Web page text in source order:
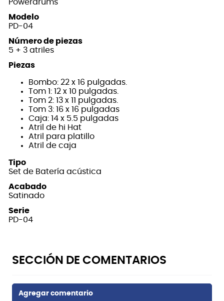
Powerdrums
Modelo
PD-04
Número de piezas
5 + 3 atriles
Piezas
Bombo: 22 x 16 pulgadas.
Tom 1: 12 x 10 pulgadas.
Tom 2: 13 x 11 pulgadas.
Tom 3: 16 x 16 pulgadas
Caja: 14 x 5.5 pulgadas
Atril de hi Hat
Atril para platillo
Atril de caja
Tipo
Set de Batería acústica
Acabado
Satinado
Serie
PD-04